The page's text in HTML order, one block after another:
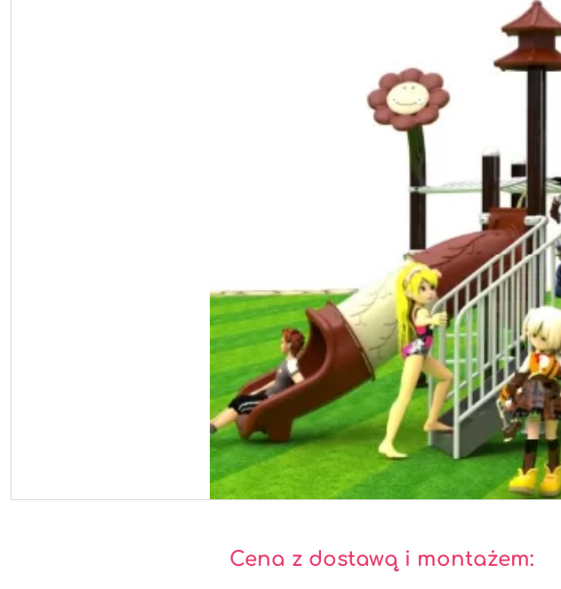
Cena z dostawą i montażem: